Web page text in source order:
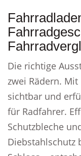
Die richtige
zwei Rädern.
sichtbar und
für Radfahrer.
Schutzbleche
Diebstahlschutz